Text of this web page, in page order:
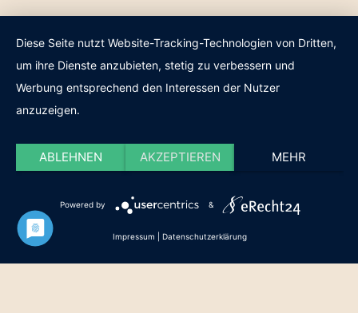
Diese Seite nutzt Website-Tracking-Technologien von Dritten,
um ihre Dienste anzubieten, stetig zu verbessern und
Werbung entsprechend den Interessen der Nutzer
anzuzeigen.
ABLEHNEN AKZEPTIEREN MEHR
Powered by &
Impressum Datenschutzerklärung